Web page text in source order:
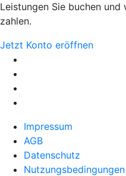
Leistungen Sie buchen
zahlen.
Jetzt Konto eröffnen
Impressum
AGB
Datenschutz
Nutzungsbedingungen